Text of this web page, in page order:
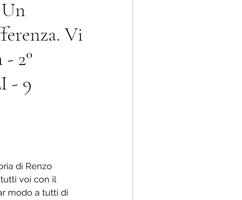
Vi
2°
- 9
di Renzo
tutti voi con il
modo a tutti di